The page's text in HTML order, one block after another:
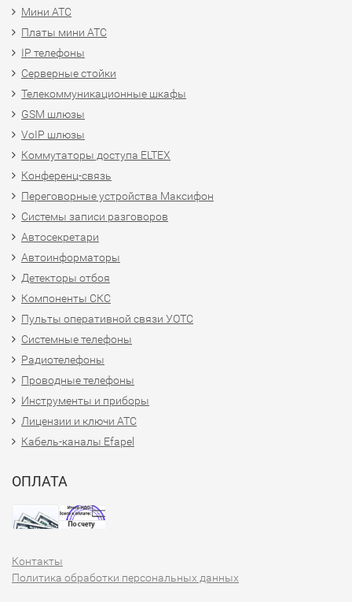
Мини АТС
Платы мини АТС
IP телефоны
Серверные стойки
Телекоммуникационные шкафы
GSM шлюзы
VoIP шлюзы
Коммутаторы доступа ELTEX
Конференц-связь
Переговорные устройства Максифон
Системы записи разговоров
Автосекретари
Автоинформаторы
Детекторы отбоя
Компоненты СКС
Пульты оперативной связи УОТС
Системные телефоны
Радиотелефоны
Проводные телефоны
Инструменты и приборы
Лицензии и ключи АТС
Кабель-каналы Efapel
ОПЛАТА
Контакты
Политика обработки персональных данных